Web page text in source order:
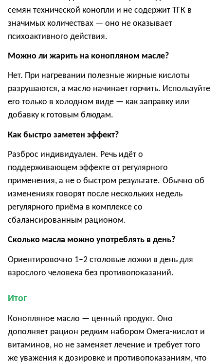
семян технической конопли и не содержит ТГК в
значимых количествах — оно не оказывает
психоактивного действия.
Можно ли жарить на конопляном масле?
Нет. При нагревании полезные жирные кислоты
разрушаются, а масло начинает горчить. Используйте
его только в холодном виде — как заправку или
добавку к готовым блюдам.
Как быстро заметен эффект?
Разброс индивидуален. Речь идёт о
поддерживающем эффекте от регулярного
применения, а не о быстром результате. Обычно об
изменениях говорят после нескольких недель
регулярного приёма в комплексе со
сбалансированным рационом.
Сколько масла можно употреблять в день?
Ориентировочно 1–2 столовые ложки в день для
взрослого человека без противопоказаний.
Итог
Конопляное масло — ценный продукт. Оно
дополняет рацион редким набором Омега-кислот и
витаминов, но не заменяет лечение и требует того
же уважения к дозировке и противопоказаниям, что